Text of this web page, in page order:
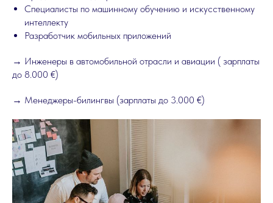
Специалисты по машинному обучению и искусственному
интеллекту
Разработчик мобильных приложений
→ Инженеры в автомобильной отрасли и авиации ( зарплаты
до 8.000 €)
→ Менеджеры-билингвы (зарплаты до 3.000 €)